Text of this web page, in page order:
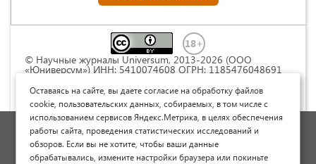
© Научные журналы Universum, 2013-2026 (ООО
«Юниверсум») ИНН: 5410074608 ОГРН: 1185476048691
Commons « Attribution» («Атрибуция») 4.0
Непортированная
Политика обработки персональных данных
Договор оферты
Оставаясь на сайте, вы даете согласие на обработку файлов
cookie, пользовательских данных, собираемых, в том числе с
использованием сервисов Яндекс.Метрика, в целях обеспечения
работы сайта, проведения статистических исследований и
обзоров. Если вы не хотите, чтобы ваши данные
обрабатывались, измените настройки браузера или покиньте